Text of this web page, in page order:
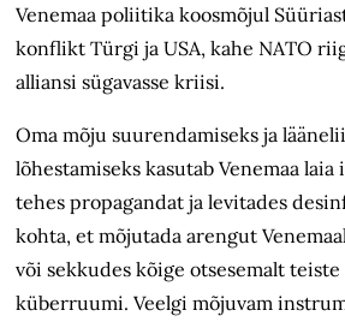
Venemaa poliitika koosmõjul
konflikt Türgi ja USA, kahe NATO
alliansi sügavasse kriisi.
Oma mõju suurendamiseks ja
lõhestamiseks kasutab Venemaa
tehes propagandat ja levitades
kohta, et mõjutada arengut
või sekkudes kõige otsesemalt
küberruumi. Veelgi mõjuvam